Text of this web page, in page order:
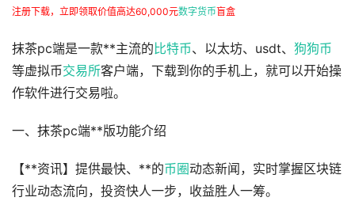
注册下载，立即领取价值高达60,000元数字货币盲盒
抹茶pc端是一款**主流的 比特币、以太坊、usdt、 狗狗币
等虚拟币交易所客户端，下载到你的手机上，就可以开始操
作软件进行交易啦。
一、抹茶pc端**版功能介绍
【**资讯】提供最快、**的币圈动态新闻，实时掌握区块链
行业动态流向，投资快人一步，收益胜人一筹。